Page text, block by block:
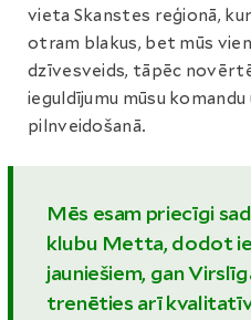
vieta Skanstes reģionā,
otram blakus, bet mūs
dzīvesveids, tāpēc
ieguldījumu mūsu
pilnveidošanā.
Mēs esam priecīgi
klubu Metta, dodot
jauniešiem, gan
trenēties arī